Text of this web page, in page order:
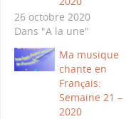
26 octobre 2020
Dans "A la une"
Ma musique
chante en
Français:
Semaine 21 –
2020